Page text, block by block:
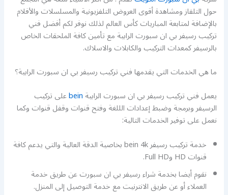
حول التلفاز ومشاهدة أقوى العروض التلفزيونية والمسلسلات والأفلام
بالإضافة لمتابعة المباريات كأس العالم لذلك نوفر لكم أفضل فني
تركيب رسيفر بي ان سبورت الرابية مع تأمين كافة الملحقات الخاص
بالرسيفر كمعدات التركيب والكابلات والاسلاك.
ما هي الخدمات التي يقدمها فني تركيب رسيفر بي ان سبورت الرابية؟
يعمل فني تركيب رسيفر بي ان سبورت الرابيةbeinعلى تركيب
الرسيفر وبرمجة وضبط إعدادات الللغة وفتح قنوات وقفل قنوات وكما
نعمل على توفير الخدمات التالية:
خدمة تركيب رسيفر bein 4k بخاصية الدقة العالية والتي يدعم كافة
قنوات HD وFull HD.
نقوم أيضا بخدمة شراء رسيفر بي ان سبورت عن طريق خدمة
العملاء أو عن طريق الانترنيت مع خدمة التوصيل إلى المنزل.